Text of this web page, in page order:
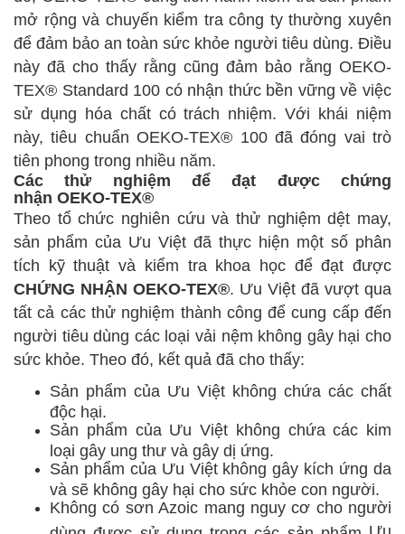
mở rộng và chuyến kiểm tra công ty thường xuyên
để đảm bảo an toàn sức khỏe người tiêu dùng. Điều
này đã cho thấy rằng cũng đảm bảo rằng OEKO-
TEX® Standard 100 có nhận thức bền vững về việc
sử dụng hóa chất có trách nhiệm. Với khái niệm
này, tiêu chuẩn OEKO-TEX® 100 đã đóng vai trò
tiên phong trong nhiều năm.
Các thử nghiệm để đạt được chứng
nhận OEKO-TEX®
Theo tổ chức nghiên cứu và thử nghiệm dệt may,
sản phẩm của Ưu Việt đã thực hiện một số phân
tích kỹ thuật và kiểm tra khoa học để đạt được
CHỨNG NHẬN OEKO-TEX®. Ưu Việt đã vượt qua
tất cả các thử nghiệm thành công để cung cấp đến
người tiêu dùng các loại vải nệm không gây hại cho
sức khỏe. Theo đó, kết quả đã cho thấy:
Sản phẩm của Ưu Việt không chứa các chất
độc hại.
Sản phẩm của Ưu Việt không chứa các kim
loại gây ung thư và gây dị ứng.
Sản phẩm của Ưu Việt không gây kích ứng da
và sẽ không gây hại cho sức khỏe con người.
Không có sơn Azoic mang nguy cơ cho người